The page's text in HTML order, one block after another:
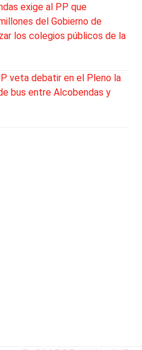
exige al PP que
del Gobierno de
los colegios públicos de la
veta debatir en el Pleno la
bus entre Alcobendas y